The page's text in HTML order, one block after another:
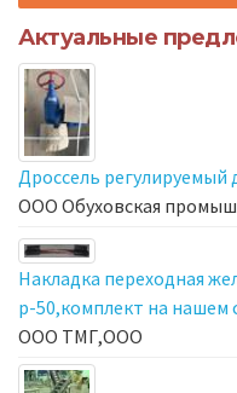
Актуальные
Дроссель регулируемый
ООО Обуховская
Накладка переходная
р-50,комплект на нашем
ООО ТМГ,ООО